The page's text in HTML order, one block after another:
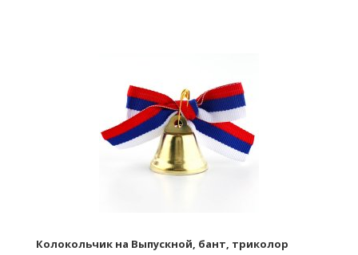
Колокольчик на Выпускной, бант, триколор